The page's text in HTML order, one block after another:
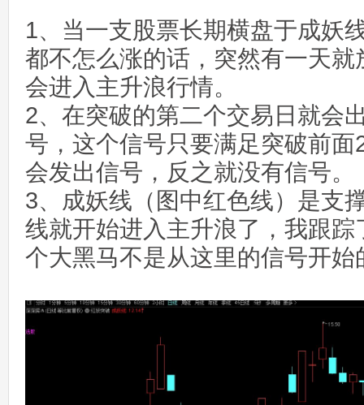
1、当一支股票长期横盘于成妖
都不怎么涨的话，突然有一天
会进入主升浪行情。
2、在突破的第二个交易日就会
号，这个信号只要满足突破前
会发出信号，反之就没有信号。
3、成妖线（图中红色线）是支
线就开始进入主升浪了，我跟
个大黑马不是从这里的信号开始